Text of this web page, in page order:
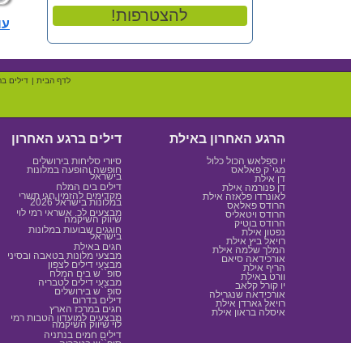
עוד !להצטרפות
לדף הבית | דילים
הרגע האחרון באילת
יו ספלאש הכול כלול
מגי`ק פאלאס
דן אילת
דן פנורמה אילת
לאונרדו פלאזה אילת
הרודס פאלאס
הרודס ויטאליס
הרודס בוטיק
נפטון אילת
רויאל ביץ אילת
המלך שלמה אילת
אורכידאה סיאם
הריף אילת
וורט באילת
יו קורל קלאב
אורכידאה שנגרילה
רויאל גארדן אילת
איסלה בראון אילת
דילים ברגע האחרון
סיורי סליחות בירושלים
חופשה והופעה במלונות
בישראל
דילים בים המלח
מקדימים להזמין חגי תשרי
במלונות בישראל 2026
מבצעים לכ. אשראי רמי לוי
שיווק השיקמה
חוגגים שבועות במלונות
בישראל
חגים באילת
מבצעי מלונות בטאבה ובסיני
מבצעי דילים לצפון
סופ``ש בים המלח
מבצעי דילים לטבריה
סופ``ש בירושלים
דילים בדרום
חגים במרכז הארץ
מבצעים למועדון הטבות רמי
לוי שיווק השיקמה
דילים חמים בנתניה